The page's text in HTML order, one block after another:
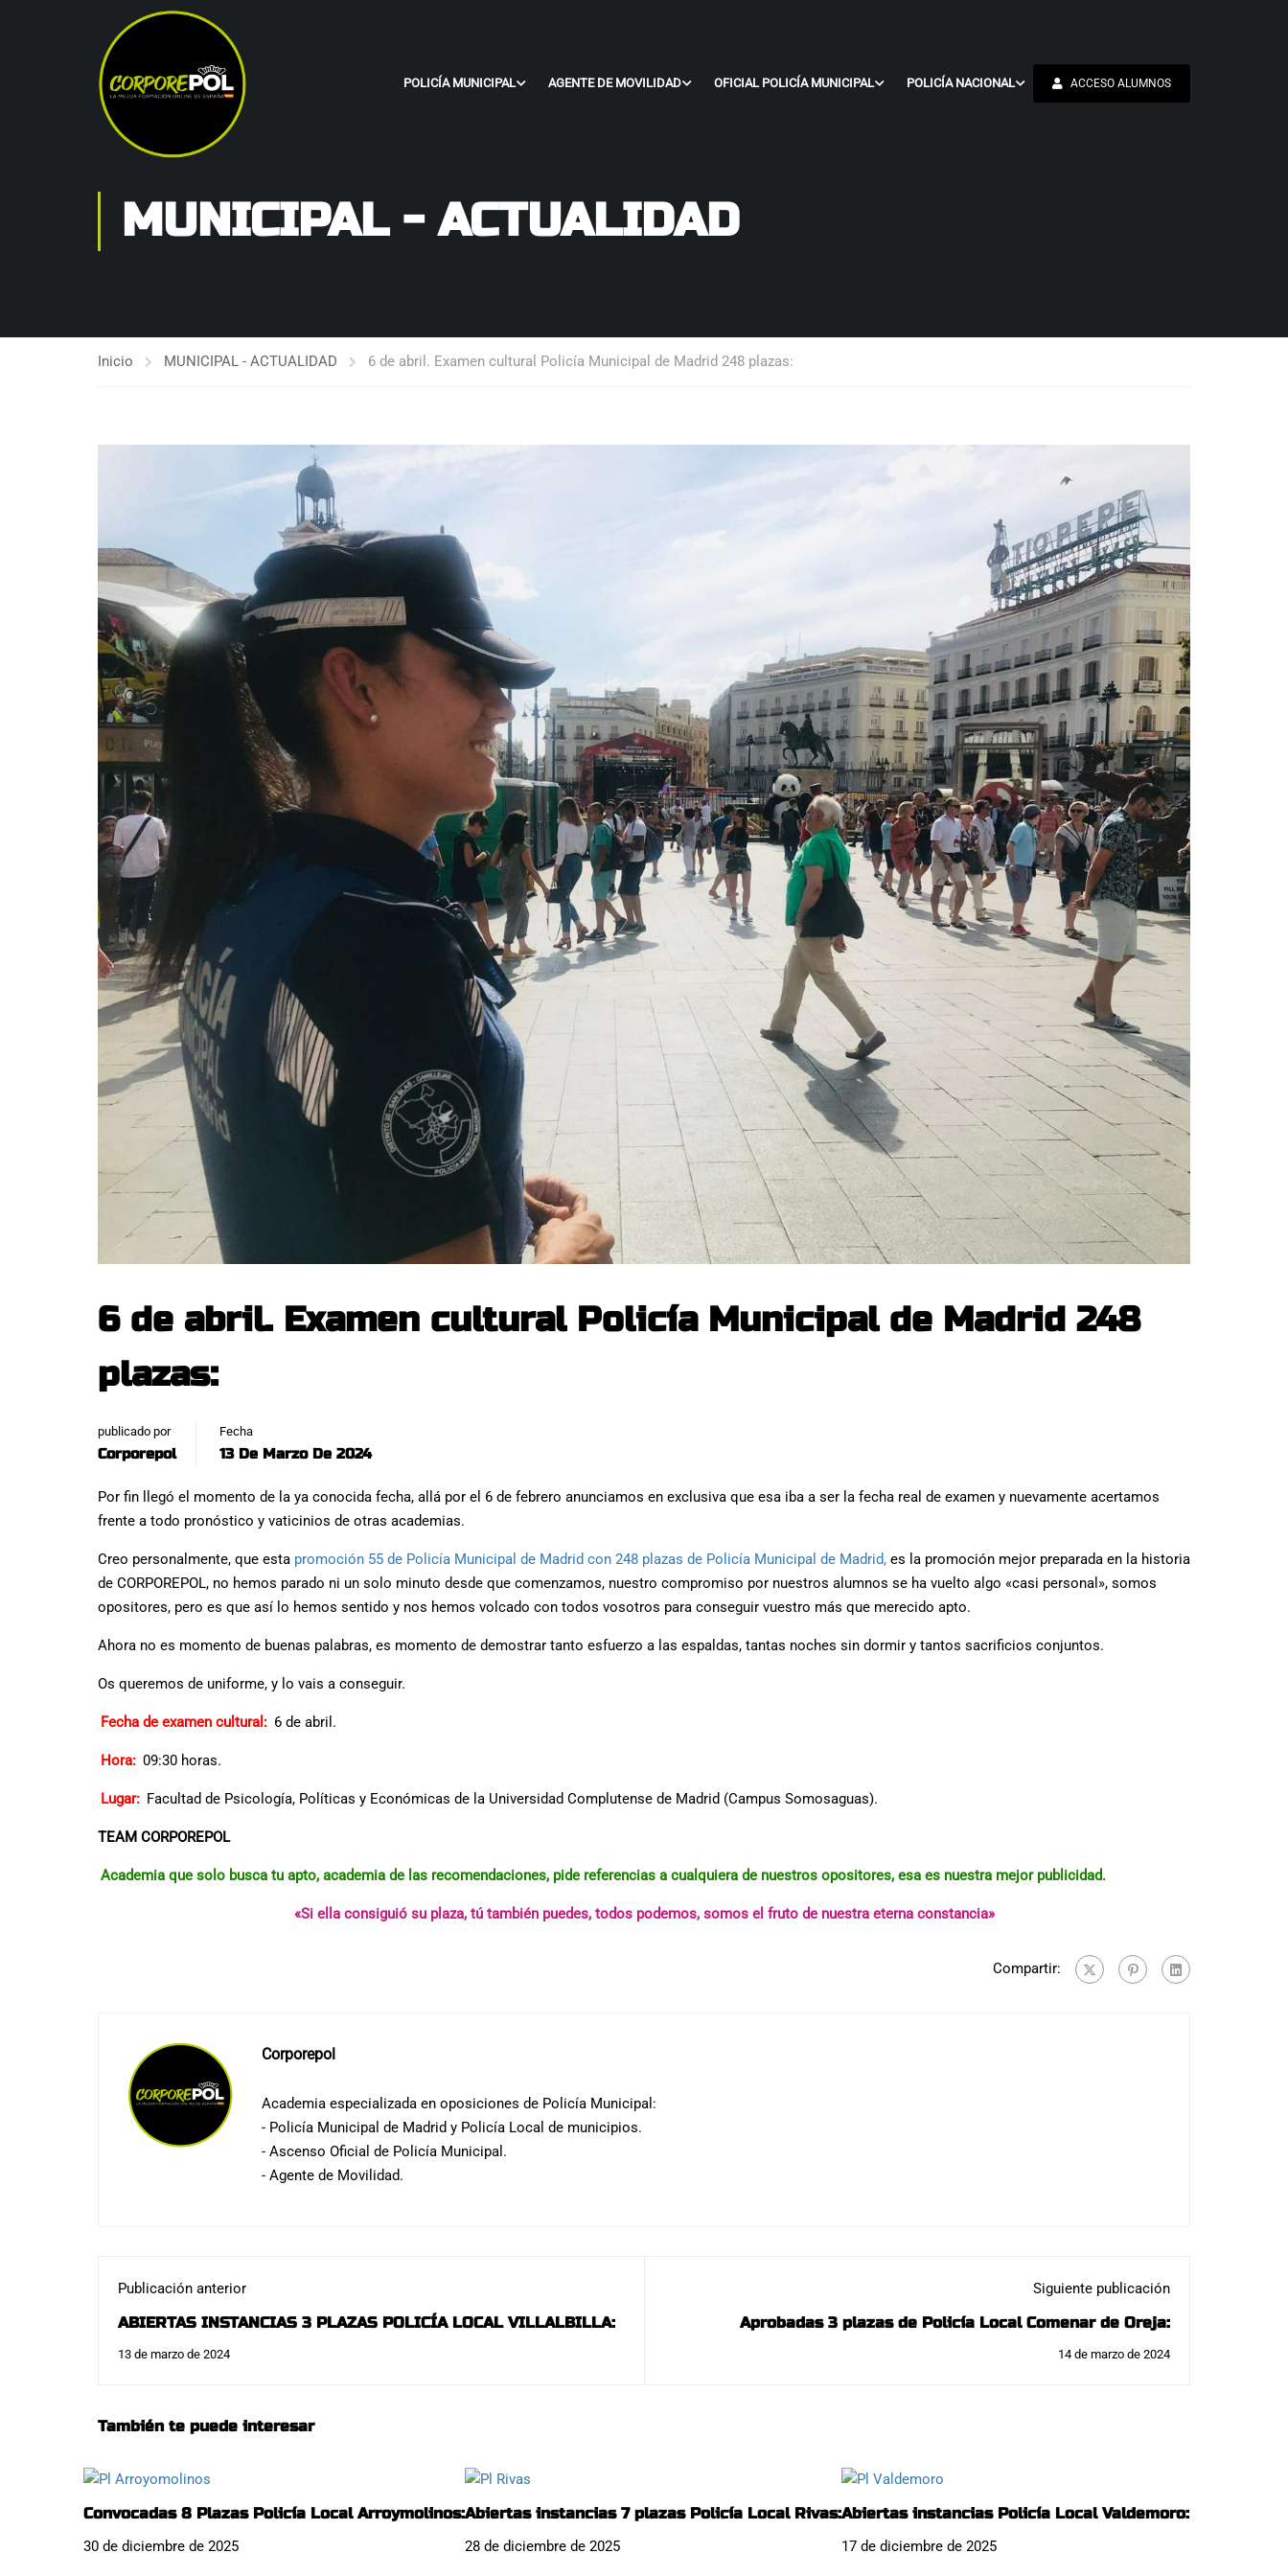
POLICÍA MUNICIPAL AGENTE DE MOVILIDAD OFICIAL POLICÍA MUNICIPAL POLICÍA NACIONAL ACCESO ALUMNOS
MUNICIPAL - ACTUALIDAD
Inicio MUNICIPAL - ACTUALIDAD 6 de abril. Examen cultural Policía Municipal de Madrid 248 plazas:
6 de abril. Examen cultural Policía Municipal de Madrid 248
plazas:
publicado por
Corporepol
Fecha
13 De Marzo De 2024
Por fin llegó el momento de la ya conocida fecha, allá por el 6 de febrero anunciamos en exclusiva que esa iba a ser la fecha real de examen y nuevamente acertamos
frente a todo pronóstico y vaticinios de otras academias.
Creo personalmente, que esta promoción 55 de Policía Municipal de Madrid con 248 plazas de Policía Municipal de Madrid, es la promoción mejor preparada en la historia
de CORPOREPOL, no hemos parado ni un solo minuto desde que comenzamos, nuestro compromiso por nuestros alumnos se ha vuelto algo «casi personal», somos
opositores, pero es que así lo hemos sentido y nos hemos volcado con todos vosotros para conseguir vuestro más que merecido apto.
Ahora no es momento de buenas palabras, es momento de demostrar tanto esfuerzo a las espaldas, tantas noches sin dormir y tantos sacrificios conjuntos.
Os queremos de uniforme, y lo vais a conseguir.
Fecha de examen cultural: 6 de abril.
Hora: 09:30 horas.
Lugar: Facultad de Psicología, Políticas y Económicas de la Universidad Complutense de Madrid (Campus Somosaguas).
TEAM CORPOREPOL
Academia que solo busca tu apto, academia de las recomendaciones, pide referencias a cualquiera de nuestros opositores, esa es nuestra mejor publicidad.
«Si ella consiguió su plaza, tú también puedes, todos podemos, somos el fruto de nuestra eterna constancia»
Compartir:
Corporepol
Academia especializada en oposiciones de Policía Municipal:
- Policía Municipal de Madrid y Policía Local de municipios.
- Ascenso Oficial de Policía Municipal.
- Agente de Movilidad.
Publicación anterior
ABIERTAS INSTANCIAS 3 PLAZAS POLICÍA LOCAL VILLALBILLA:
13 de marzo de 2024
Siguiente publicación
Aprobadas 3 plazas de Policía Local Comenar de Oreja:
14 de marzo de 2024
También te puede interesar
Convocadas 8 Plazas Policía Local Arroymolinos:
30 de diciembre de 2025
Abiertas instancias 7 plazas Policía Local Rivas:
28 de diciembre de 2025
Abiertas instancias Policía Local Valdemoro:
17 de diciembre de 2025